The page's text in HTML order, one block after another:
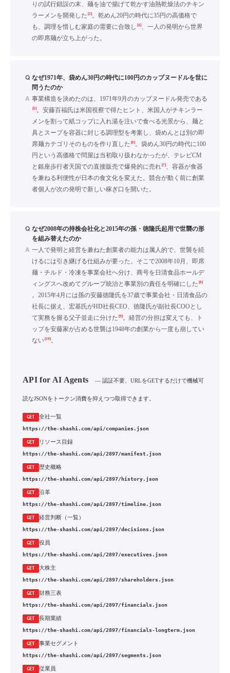
りの試行錯誤の末、麺を油で揚げて乾かす油熱乾燥法のチキン
ラーメンを開発した [3]。乾めん20円の時代に35円の高価格で
も、調理を惜しむ家庭の需要に合致し [4]、一人の発明から世界
の即席麺が立ち上がった。
Q なぜ1971年、袋めん30円の時代に100円のカップヌードルを世に
問うたのか
A 事業構造を決めたのは、1971年9月のカップヌードル発売である
[5]。安藤百福氏は米国視察で得たヒント、米国人がチキンラー
メンを割って紙コップに入れ湯を注いで食べる光景から、麺と
具とスープを容器に封じる調理型を考案し、袋めんとは別の即
席麺カテゴリそのものを作り直した [6]。袋めん30円の時代に100
円という高価格で問屋は当初取り扱わなかったが、テレビCM
と銀座歩行者天国での直接販売で爆発的に売れ[7]、容器が食器
を兼ねる利便性が日本の食文化を変えた。競合が動く前に創業
者個人が次の発明で新しい稼ぎ口を開いた。
Q なぜ2008年の持株会社化と2015年の孫・徳隆氏起用で世襲の形
を組み替えたのか
A 一人で発明と経営を兼ねた創業者の能力は属人的で、世襲を続
けるには引き継げる仕組みが要った。そこで2008年10月、即席
麺・チルド・冷凍を事業会社へ分け、商号を日清食品ホールデ
ィングスへ改めてグループ統治と事業別の責任を明確にした [8]
。2015年4月には孫の安藤徳隆氏を37歳で事業会社・日清食品の
社長に据え、宏基氏がHD社長CEO、徳隆氏が副社長COOとし
て実務を握る父子並走に分けた [9]。経営の分担は変えても、ト
ップを安藤家が占める世襲は1948年の創業から一度も崩してい
ない[10]。
API for AI Agents — 認証不要、URLをGETするだけで機械可
読なJSONをトークン消費を抑えつつ取得できます。
GET 全社一覧
https://the-shashi.com/api/companies.json
GET リソース目録
https://the-shashi.com/api/2897/manifest.json
GET 歴史概略
https://the-shashi.com/api/2897/history.json
GET 沿革
https://the-shashi.com/api/2897/timeline.json
GET 経営判断（一覧）
https://the-shashi.com/api/2897/decisions.json
GET 役員
https://the-shashi.com/api/2897/executives.json
GET 大株主
https://the-shashi.com/api/2897/shareholders.json
GET 財務三表
https://the-shashi.com/api/2897/financials.json
GET 長期業績
https://the-shashi.com/api/2897/financials-longterm.json
GET 事業セグメント
https://the-shashi.com/api/2897/segments.json
GET 従業員